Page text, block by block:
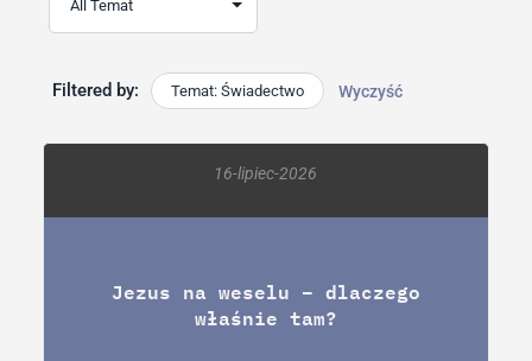
Filtered by: Temat: Świadectwo Wyczyść
16-lipiec-2026
Jezus na weselu – dlaczego
właśnie tam?